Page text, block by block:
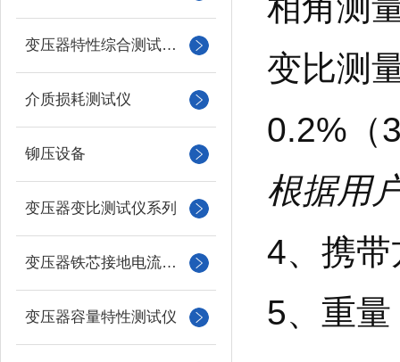
变压器特性综合测试台系列
介质损耗测试仪
铆压设备
变压器变比测试仪系列
变压器铁芯接地电流测试仪
变压器容量特性测试仪
变比测
0.2%（
根据用
4、携
5、重